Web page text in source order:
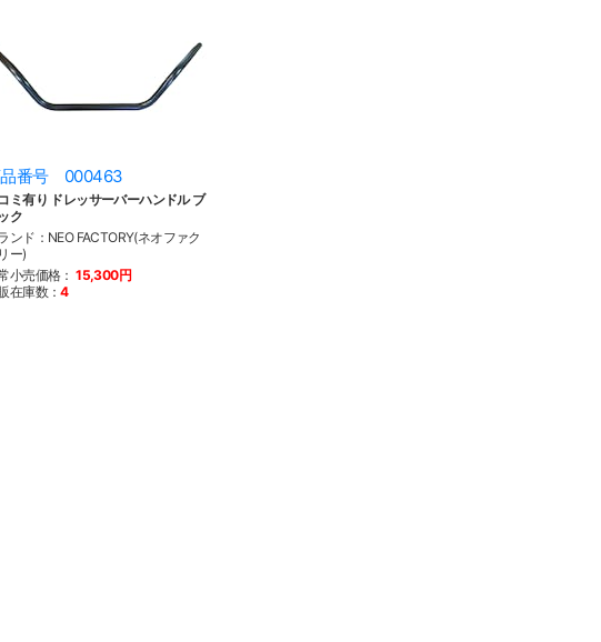
番号 000463
ミ有り ドレッサーバーハンドル ブ
ク
ンド：NEO FACTORY(ネオファク
ー)
小売価格： 15,300円
在庫数：4